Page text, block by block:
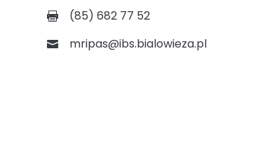
(85) 682 77 52
mripas@ibs.bialowieza.pl